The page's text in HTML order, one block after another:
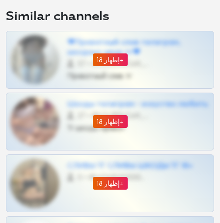
Similar channels
إظهار 18+
❤Приватный слив телеграм,
шкодных шкур тг❤
Приватный слив тг
إظهار 18+
Шкоды телеграм - искуство любить
Тг шкоды приват
إظهار 18+
СЛИВЫ ТГ СЛИВЫ ШКОДЫ ТГ 18+